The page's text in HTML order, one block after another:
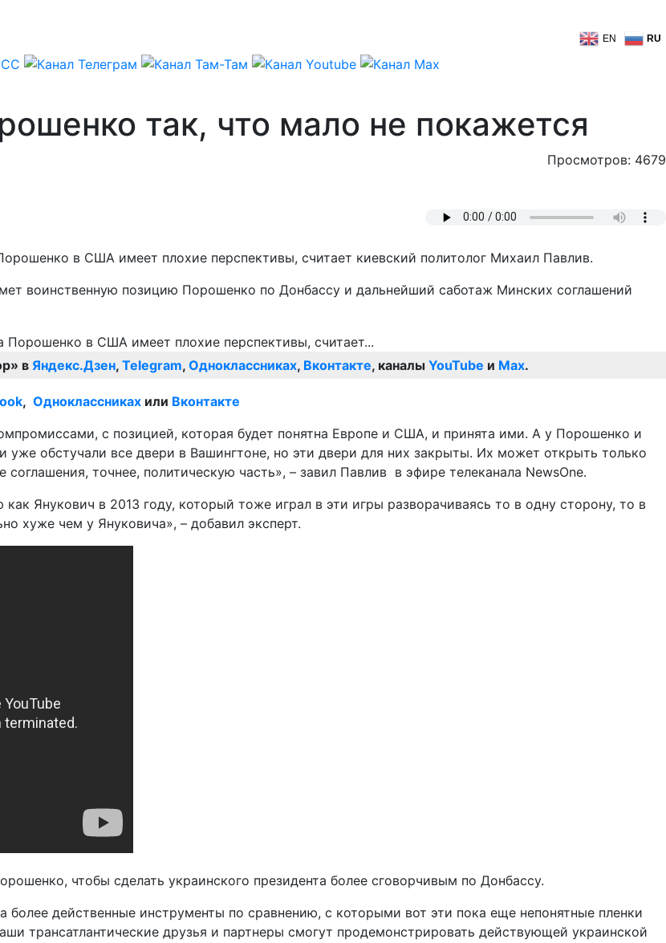
EN RU
так, что мало не покажется
Просмотров: 4679
в США имеет плохие перспективы, считает киевский политолог Михаил Павлив.
воинственную позицию Порошенко по Донбассу и дальнейший саботаж Минских соглашений
в Яндекс.Дзен, Telegram, Одноклассниках, Вконтакте, каналы YouTube и Max.
, Одноклассниках или Вконтакте
с позицией, которая будет понятна Европе и США, и принята ими. А у Порошенко и
уже обстучали все двери в Вашингтоне, но эти двери для них закрыты. Их может открыть только
точнее, политическую часть», – завил Павлив в эфире телеканала NewsOne.
Янукович в 2013 году, который тоже играл в эти игры разворачиваясь то в одну сторону, то в
хуже чем у Януковича», – добавил эксперт.
чтобы сделать украинского президента более сговорчивым по Донбассу.
действенные инструменты по сравнению, с которыми вот эти пока еще непонятные пленки
трансатлантические друзья и партнеры смогут продемонстрировать действующей украинской